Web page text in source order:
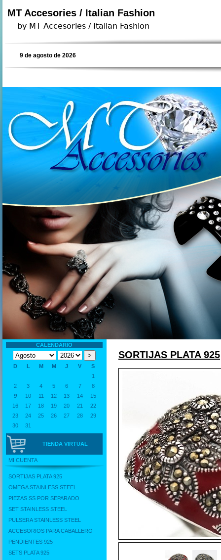
MT Accesories / Italian Fashion
by MT Accesories / Italian Fashion
9 de agosto de 2026
CALENDARIO
D L M M J V
S
1
2
3 4 5 6 7
8
9
10 11 12 13 14
15
16
17 18 19 20 21
22
23
24 25 26 27 28
29
30
31
TIENDA VIRTUAL
MI CUENTA
SORTIJAS PLATA 925
OMEGA STAINLESS STEEL
PIEZAS SS POR SEPARADO
SET STAINLESS STEEL
PULSERA STAINLESS STEEL
ACCESORIOS PARA CABALLERO
PENDIENTES 925
SETS PLATA 925
SORTIJAS PLATA 925